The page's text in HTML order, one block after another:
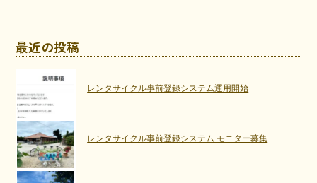
最近の投稿
レンタサイクル事前登録システム運用開始
レンタサイクル事前登録システム モニター募集